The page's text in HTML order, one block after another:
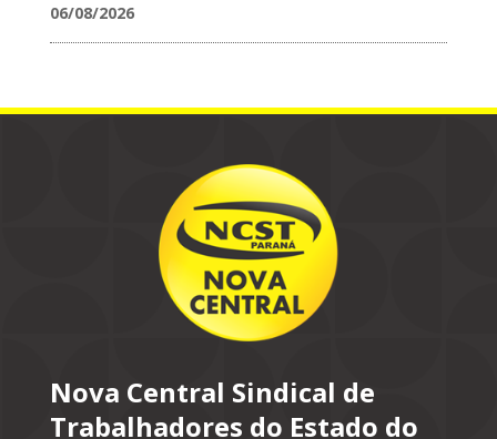
06/08/2026
Nova Central Sindical de
Trabalhadores do Estado do